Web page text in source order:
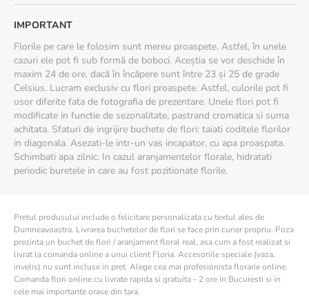
🌿 Sfaturi de ingrijire:
pastrezi florile proaspete cat mai mult timp:
- Foloseste apa plata. Umple vaza pana la jumatate.
- Toarna in apa putina zeama de lamaie si putin zahar.
- Atunci cand tai coditele florilor, e indicat sa faci acest lucru sub
apa. Taiate in aer liber, tija absoarbe aer, ducand la moartea
prematura a plantei. Taie codita oblic, aproximativ 2 cm.
- Cand pui florile in vaza, nu lasa apa pe tulpina, muguri sau
frunze.
- Schimba apa zilnic.
Dimensiune: 40 cm (inaltime) - 30 cm (diametrul buchetului)
IMPORTANT
Florile pe care le folosim sunt mereu proaspete. Astfel, în unele
cazuri ele pot fi sub formă de boboci. Aceștia se vor deschide în
maxim 24 de ore, dacă în încăpere sunt între 23 și 25 de grade
Celsius. Lucram exclusiv cu flori proaspete. Astfel, culorile pot fi
usor diferite fata de fotografia de prezentare. Unele flori pot fi
modificate in functie de sezonalitate, pastrand cromatica si suma
achitata. Sfaturi de ingrijire buchete de flori: taiati coditele florilor
in diagonala. Asezati-le intr-un vas incapator, cu apa proaspata.
Schimbati apa zilnic. In cazul aranjamentelor florale, hidratati
periodic buretele in care au fost pozitionate florile.
Pretul produsului include o felicitare personalizata cu textul ales de
Dumneavoastra. Livrarea buchetelor de flori se face prin curier propriu. Poza
prezinta un buchet de flori / aranjament floral real, asa cum a fost realizat si
livrat la comanda online a unui client Floria. Accesoriile speciale (vaza,
invelis) nu sunt incluse in pret. Alege cea mai profesionista florarie online.
Comanda flori online cu livrate rapida si gratuita - 2 ore in Bucuresti si in
cele mai importante orase din tara.